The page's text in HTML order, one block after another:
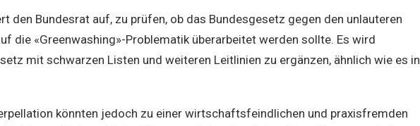
den Bundesrat auf, zu prüfen, ob das Bundesgesetz gegen den unlauteren
die «Greenwashing»-Problematik überarbeitet werden sollte. Es wird
mit schwarzen Listen und weiteren Leitlinien zu ergänzen, ähnlich wie es in
könnten jedoch zu einer wirtschaftsfeindlichen und praxisfremden